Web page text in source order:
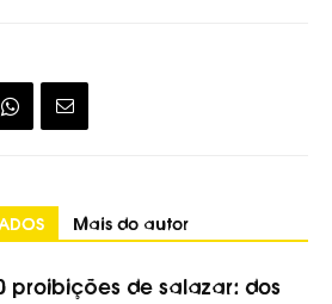
Mais do autor
proibições de salazar: dos